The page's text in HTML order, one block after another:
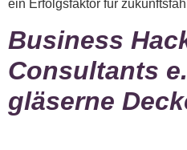
ein Erfolgsfaktor für
Business
Consultants
gläserne